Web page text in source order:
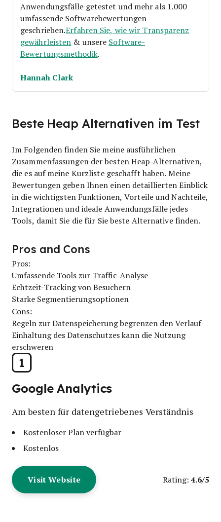
Anwendungsfälle getestet und mehr als 1.000
umfassende Softwarebewertungen
geschrieben.Erfahren Sie, wie wir Transparenz
gewährleisten & unsere Software-
Bewertungsmethodik.
Hannah Clark
Beste Heap Alternativen im Test
Im Folgenden finden Sie meine ausführlichen
Zusammenfassungen der besten Heap-Alternativen,
die es auf meine Kurzliste geschafft haben. Meine
Bewertungen geben Ihnen einen detaillierten Einblick
in die wichtigsten Funktionen, Vorteile und Nachteile,
Integrationen und ideale Anwendungsfälle jedes
Tools, damit Sie die für Sie beste Alternative finden.
1
Google Analytics
Am besten für datengetriebenes Verständnis
Kostenloser Plan verfügbar
Kostenlos
Visit Website Rating: 4.6/5
Pros and Cons
Pros:
Umfassende Tools zur Traffic-Analyse
Echtzeit-Tracking von Besuchern
Starke Segmentierungsoptionen
Cons:
Regeln zur Datenspeicherung begrenzen den Verlauf
Einhaltung des Datenschutzes kann die Nutzung
erschweren